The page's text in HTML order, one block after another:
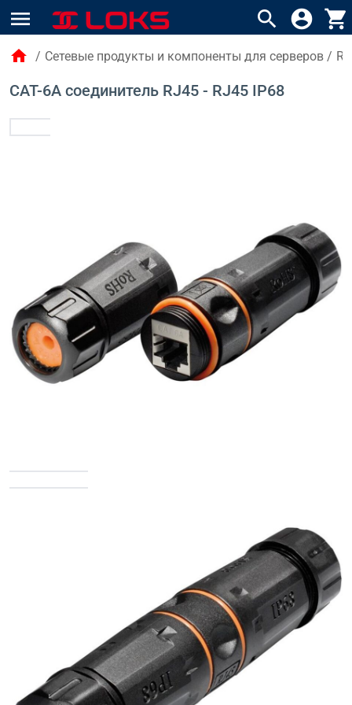
menu search account_circle shopping_cart
home / Сетевые продукты и компоненты для серверов /
CAT-6A соединитель RJ45 - RJ45 IP68